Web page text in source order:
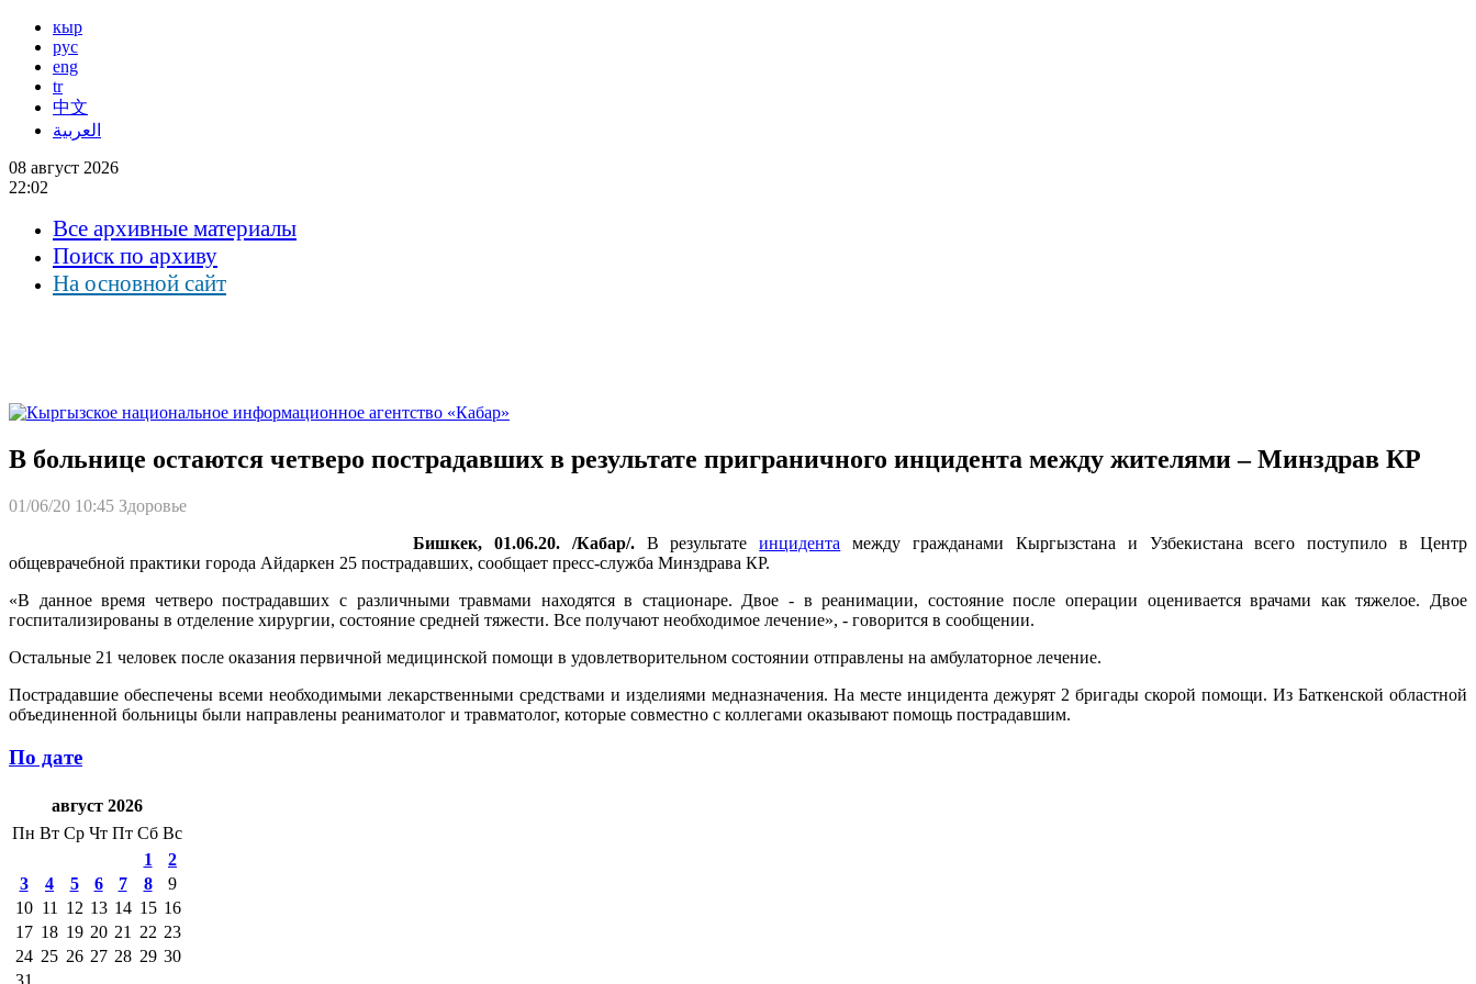
кыр
рус
eng
tr
中文
العربية
08 август 2026
22:02
Все архивные материалы
Поиск по архиву
На основной сайт
В больнице остаются четверо пострадавших в результате приграничного инцидента между жителями – Минздрав КР
01/06/20 10:45 Здоровье
Бишкек, 01.06.20. /Кабар/.В результатеинцидента между гражданами Кыргызстана и Узбекистана всего поступило в Центр
общеврачебной практики города Айдаркен 25 пострадавших, сообщает пресс-служба Минздрава КР.
«В данное время четверо пострадавших с различными травмами находятся в стационаре. Двое - в реанимации, состояние после операции оценивается врачами как тяжелое. Двое
госпитализированы в отделение хирургии, состояние средней тяжести. Все получают необходимое лечение», - говорится в сообщении.
Остальные 21 человек после оказания первичной медицинской помощи в удовлетворительном состоянии отправлены на амбулаторное лечение.
Пострадавшие обеспечены всеми необходимыми лекарственными средствами и изделиями медназначения. На месте инцидента дежурят 2 бригады скорой помощи. Из Баткенской областной
объединенной больницы были направлены реаниматолог и травматолог, которые совместно с коллегами оказывают помощь пострадавшим.
По дате
август 2026
Пн Вт Ср Чт Пт Сб Вс
1
2
3
4 5 6 7 8
9
10 11 12 13 14 15 16
17 18 19 20 21 22 23
24 25 26 27 28 29 30